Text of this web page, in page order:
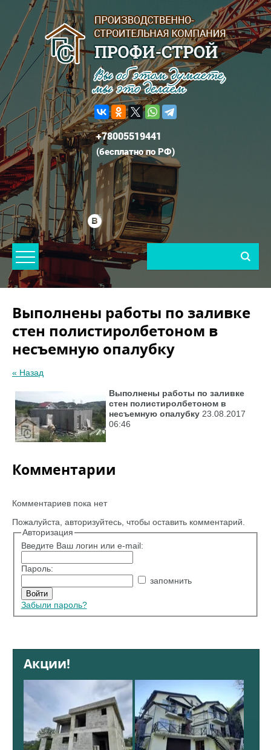
+78005519441
(бесплатно по РФ)
Выполнены работы по заливке
стен полистиролбетоном в
несъемную опалубку
« Назад
Выполнены работы по заливке
стен полистиролбетоном в
несъемную опалубку 23.08.2017
06:46
Комментарии
Комментариев пока нет
Пожалуйста, авторизуйтесь, чтобы оставить комментарий.
Авторизация
Введите Ваш логин или e-mail:
Пароль:
запомнить
Забыли пароль?
Акции!